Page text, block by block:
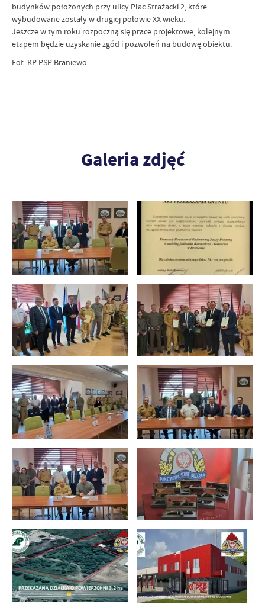
budynków położonych przy ulicy Plac Strażacki 2, które
wybudowane zostały w drugiej połowie XX wieku.
Jeszcze w tym roku rozpoczną się prace projektowe, kolejnym
etapem będzie uzyskanie zgód i pozwoleń na budowę obiektu.
Fot. KP PSP Braniewo
Galeria zdjęć